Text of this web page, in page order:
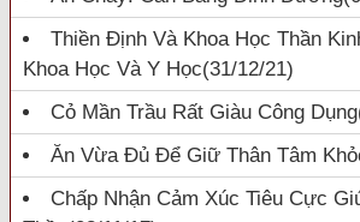
Thiền Định Và Khoa Học Thần
Khoa Học Và Y Học(31/12/21)
Cỏ Mần Trầu Rất Giàu Công Dụng
Ăn Vừa Đủ Để Giữ Thân Tâm
Chấp Nhận Cảm Xúc Tiêu Cực